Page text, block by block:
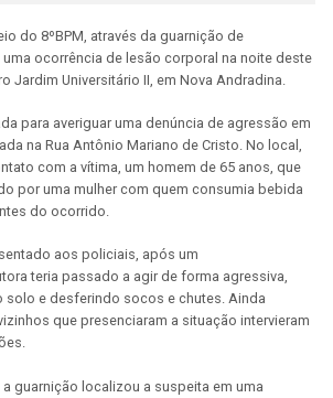
do 8ºBPM, através da guarnição de
ocorrência de lesão corporal na noite deste
Jardim Universitário II, em Nova Andradina.
para averiguar uma denúncia de agressão em
na Rua Antônio Mariano de Cristo. No local,
com a vítima, um homem de 65 anos, que
por uma mulher com quem consumia bebida
do ocorrido.
aos policiais, após um
teria passado a agir de forma agressiva,
solo e desferindo socos e chutes. Ainda
que presenciaram a situação intervieram
guarnição localizou a suspeita em uma